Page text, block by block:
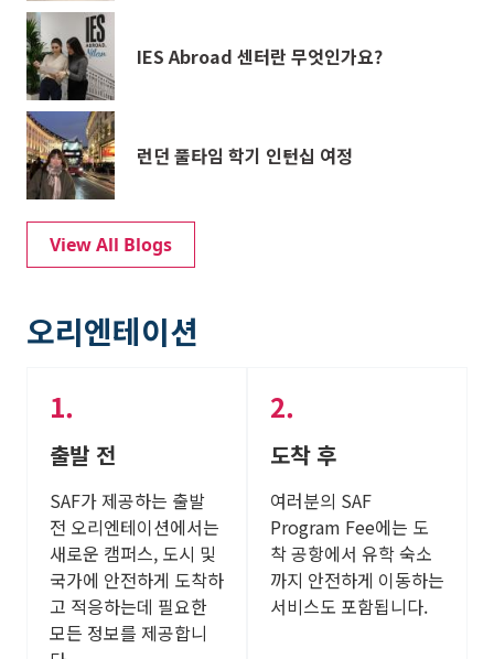
IES Abroad 센터란 무엇인가요?
런던 풀타임 학기 인턴십 여정
View All Blogs
오리엔테이션
출발 전
SAF가 제공하는 출발
전 오리엔테이션에서는
새로운 캠퍼스, 도시 및
국가에 안전하게 도착하
고 적응하는데 필요한
모든 정보를 제공합니
도착 후
여러분의 SAF
Program Fee에는 도
착 공항에서 유학 숙소
까지 안전하게 이동하는
서비스도 포함됩니다.